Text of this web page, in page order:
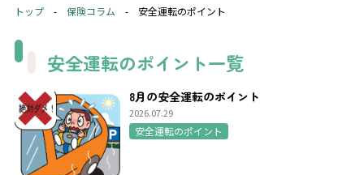
トップ - 保険コラム - 安全運転のポイント
安全運転のポイント一覧
8月の安全運転のポイント
2026.07.29
安全運転のポイント